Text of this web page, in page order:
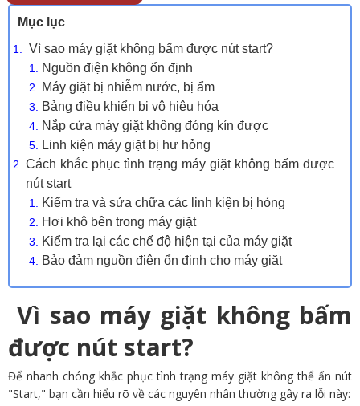
Mục lục
Vì sao máy giặt không bấm được nút start?
Nguồn điện không ổn định
Máy giặt bị nhiễm nước, bị ẩm
Bảng điều khiển bị vô hiệu hóa
Nắp cửa máy giặt không đóng kín được
Linh kiện máy giặt bị hư hỏng
Cách khắc phục tình trạng máy giặt không bấm được
nút start
Kiểm tra và sửa chữa các linh kiện bị hỏng
Hơi khô bên trong máy giặt
Kiểm tra lại các chế độ hiện tại của máy giặt
Bảo đảm nguồn điện ổn định cho máy giặt
Vì sao máy giặt không bấm
được nút start?
Để nhanh chóng khắc phục tình trạng máy giặt không thể ấn nút
"Start," bạn cần hiểu rõ về các nguyên nhân thường gây ra lỗi này: